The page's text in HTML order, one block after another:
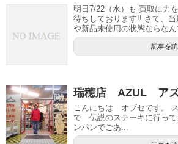
明日7/22（水）も 買取に力
待ちしております!! さて、
や新品未使用の状態ならな
記事を
瑞穂店 AZUL ア
こんにちは オブセです。
で 伝説のステーキに行って
ンパンでごあ...